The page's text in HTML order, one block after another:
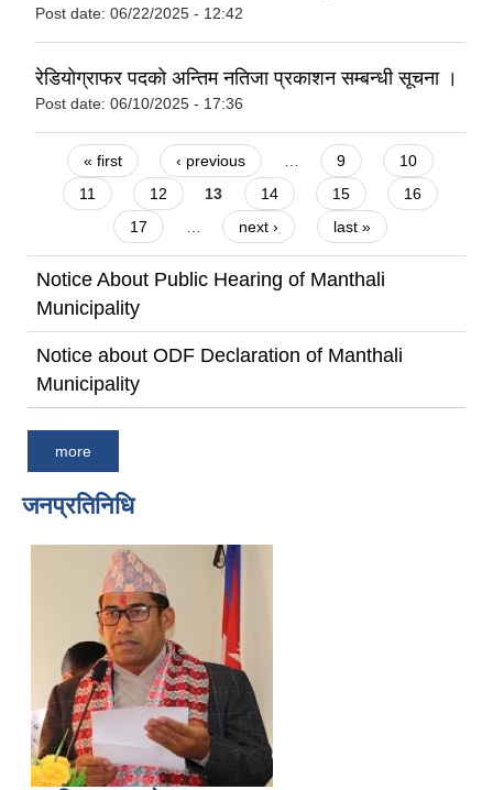
Post date: 06/22/2025 - 12:42
रेडियोग्राफर पदको अन्तिम नतिजा प्रकाशन सम्बन्धी सूचना ।
Post date: 06/10/2025 - 17:36
Pages
« first ‹ previous … 9
10
11
12 13 14 15
16
17
… next › last »
Notice About Public Hearing of Manthali
Municipality
Notice about ODF Declaration of Manthali
Municipality
more
जनप्रतिनिधि